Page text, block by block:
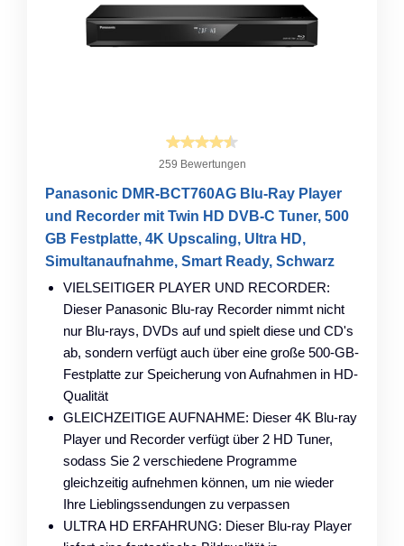
259 Bewertungen
Panasonic DMR-BCT760AG Blu-Ray Player
und Recorder mit Twin HD DVB-C Tuner, 500
GB Festplatte, 4K Upscaling, Ultra HD,
Simultanaufnahme, Smart Ready, Schwarz
VIELSEITIGER PLAYER UND RECORDER:
Dieser Panasonic Blu-ray Recorder nimmt nicht
nur Blu-rays, DVDs auf und spielt diese und CD's
ab, sondern verfügt auch über eine große 500-GB-
Festplatte zur Speicherung von Aufnahmen in HD-
Qualität
GLEICHZEITIGE AUFNAHME: Dieser 4K Blu-ray
Player und Recorder verfügt über 2 HD Tuner,
sodass Sie 2 verschiedene Programme
gleichzeitig aufnehmen können, um nie wieder
Ihre Lieblingssendungen zu verpassen
ULTRA HD ERFAHRUNG: Dieser Blu-ray Player